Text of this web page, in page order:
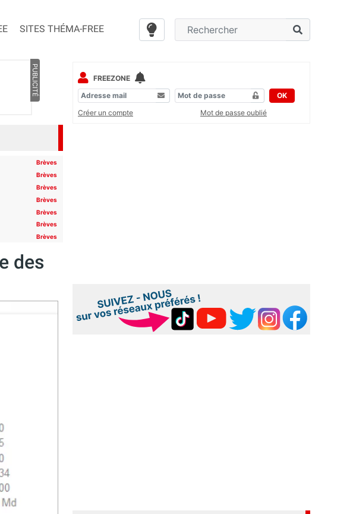
SITES THÉMA-FREE
PUBLICITÉ
Brèves
Brèves
Brèves
Brèves
Brèves
Brèves
Brèves
des
FREEZONE
OK
Créer un compte
Mot de passe oublié